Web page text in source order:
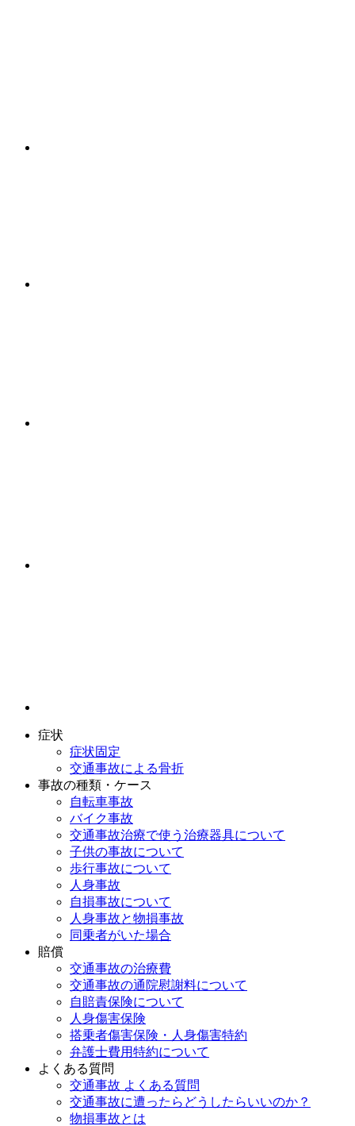
症状
症状固定
交通事故による骨折
事故の種類・ケース
自転車事故
バイク事故
交通事故治療で使う治療器具について
子供の事故について
歩行事故について
人身事故
自損事故について
人身事故と物損事故
同乗者がいた場合
賠償
交通事故の治療費
交通事故の通院慰謝料について
自賠責保険について
人身傷害保険
搭乗者傷害保険・人身傷害特約
弁護士費用特約について
よくある質問
交通事故 よくある質問
交通事故に遭ったらどうしたらいいのか？
物損事故とは